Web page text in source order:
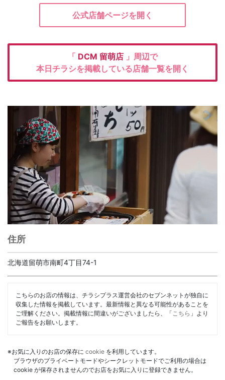
公式店舗ページを開く
「 DCM 留萌店 」周辺で
本日チラシを掲載している店舗一覧を開く
住所
北海道留萌市南町4丁目74-1
こちらのお店の情報は、チラシプラス運営会社のセブンネットが独自に
収集した情報を掲載しています。最新情報と異なる可能性があることを
ご理解ください。掲載情報に間違いがございましたら、「 こちら 」より
ご報告をお願いします。
※お気に入りのお店の保存に cookie を利用しています。
ブラウザのプライベートモードやシークレットモードでご利用の場合は
cookie が保存されませんのでお店をお気に入りに登録できません。